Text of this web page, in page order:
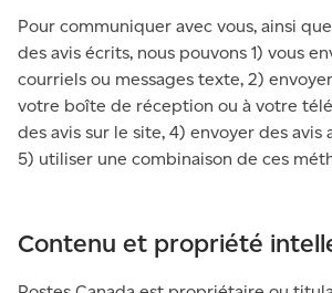
Pour communiquer avec vous, ainsi
des avis écrits, nous pouvons 1) vous
courriels ou messages texte, 2)
votre boîte de réception ou à votre
des avis sur le site, 4) envoyer des avis
5) utiliser une combinaison de ces
Contenu et propriété